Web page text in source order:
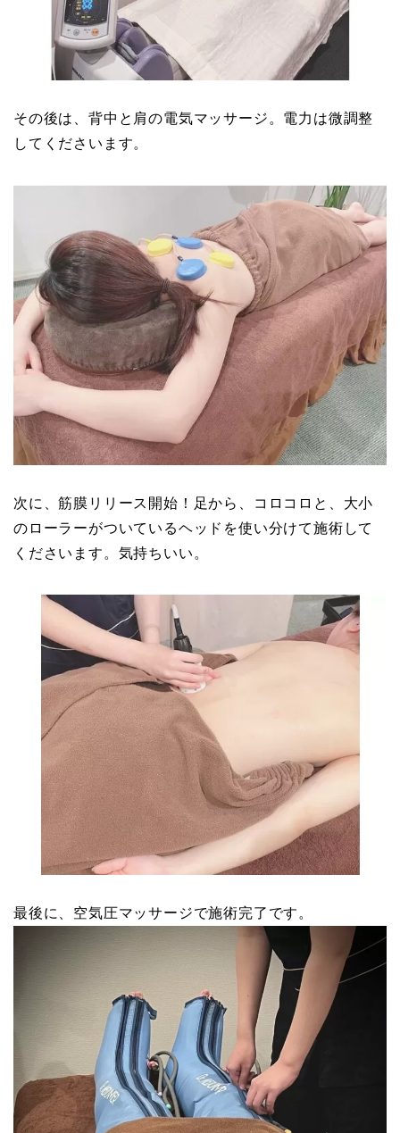
その後は、背中と肩の電気マッサージ。電力は微調整
してくださいます。
次に、筋膜リリース開始！足から、コロコロと、大小
のローラーがついているヘッドを使い分けて施術して
くださいます。気持ちいい。
最後に、空気圧マッサージで施術完了です。